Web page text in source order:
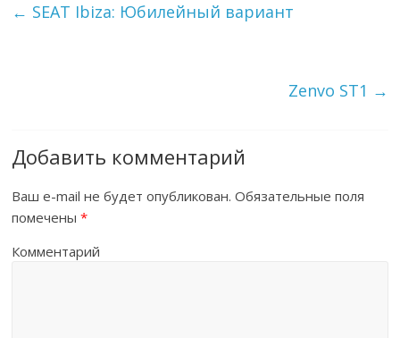
← SEAT Ibiza: Юбилейный вариант
Zenvo ST1 →
Добавить комментарий
Ваш e-mail не будет опубликован. Обязательные поля
помечены*
Комментарий